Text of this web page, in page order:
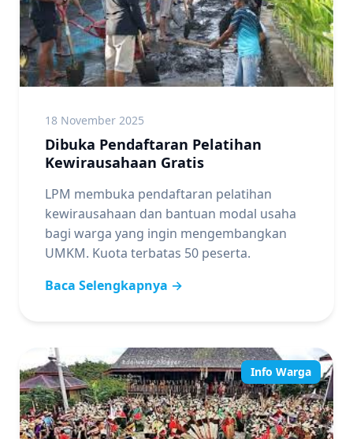
18 November 2025
Dibuka Pendaftaran Pelatihan
Kewirausahaan Gratis
LPM membuka pendaftaran pelatihan
kewirausahaan dan bantuan modal usaha
bagi warga yang ingin mengembangkan
UMKM. Kuota terbatas 50 peserta.
Baca Selengkapnya →
Info Warga